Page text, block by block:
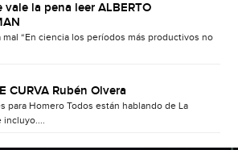
la pena leer ALBERTO
mal “En ciencia los períodos más productivos no
CURVA Rubén Olvera
para Homero Todos están hablando de La
incluyo....